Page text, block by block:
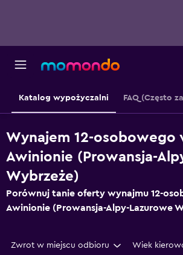
Katalog wypożyczalni FAQ (Często
Wynajem 12-osobowego
Awinionie (Prowansja-
Wybrzeże)
Porównuj tanie oferty wynajmu 12-
Awinionie (Prowansja-Alpy-Lazurowe
Zwrot w miejscu odbioru Wiek